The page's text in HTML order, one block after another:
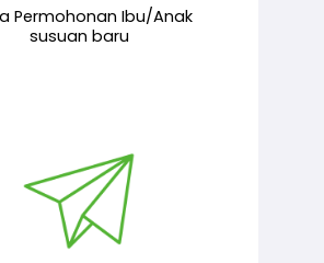
Permohonan Ibu/Anak
susuan baru
yang lengkap dihantar
proses semakan dan